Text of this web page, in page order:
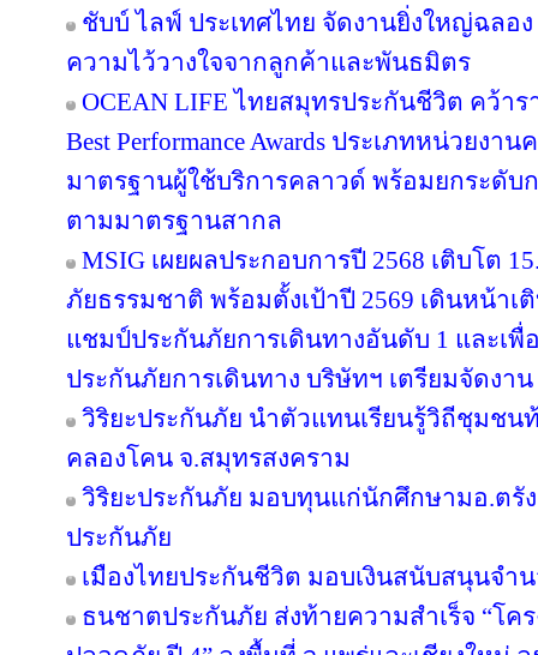
ชับบ์ ไลฟ์ ประเทศไทย จัดงานยิ่งใหญ่ฉลอ
ความไว้วางใจจากลูกค้าและพันธมิตร
OCEAN LIFE ไทยสมุทรประกันชีวิต คว้ารา
Best Performance Awards ประเภทหน่วยง
มาตรฐานผู้ใช้บริการคลาวด์ พร้อมยกระดับ
ตามมาตรฐานสากล
MSIG เผยผลประกอบการปี 2568 เติบโต
ภัยธรรมชาติ พร้อมตั้งเป้าปี 2569 เดินหน้าเ
แชมป์ประกันภัยการเดินทางอันดับ 1 และ
ประกันภัยการเดินทาง บริษัทฯ เตรียมจัดงาน
วิริยะประกันภัย นำตัวแทนเรียนรู้วิถีชุมชน
คลองโคน จ.สมุทรสงคราม
วิริยะประกันภัย มอบทุนแก่นักศึกษามอ.ตรั
ประกันภัย
เมืองไทยประกันชีวิต มอบเงินสนับสนุนจำน
ธนชาตประกันภัย ส่งท้ายความสำเร็จ “โค